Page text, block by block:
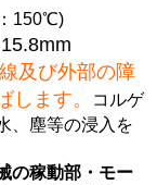
150℃)
及び外部の障
します。
コルゲ
、塵等の浸入を
の稼動部・モー